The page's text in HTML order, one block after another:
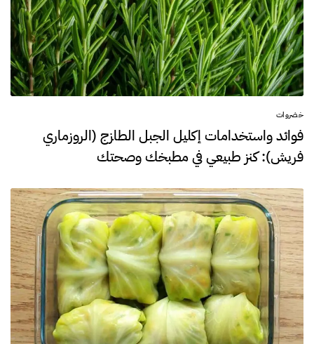
خضروات
فوائد واستخدامات إكليل الجبل الطازج (الروزماري
فريش): كنز طبيعي في مطبخك وصحتك